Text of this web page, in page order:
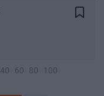
40 60 80 100